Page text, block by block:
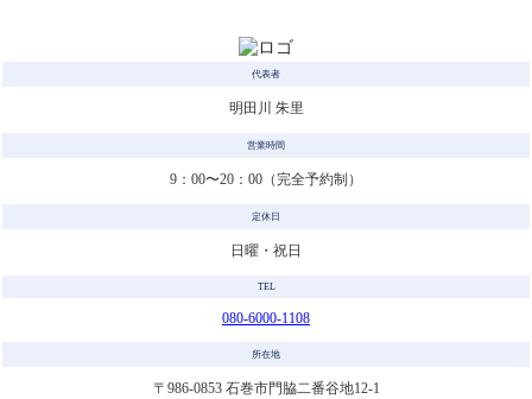
代表者
明田川 朱里
営業時間
9：00〜20：00（完全予約制）
定休日
日曜・祝日
TEL
080-6000-1108
所在地
〒986-0853 石巻市門脇二番谷地12-1